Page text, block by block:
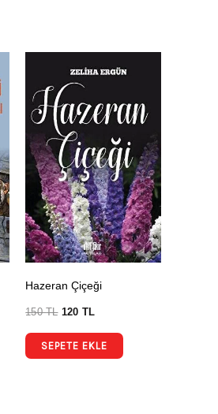
Hazeran Çiçeği
150TL 120 TL
SEPETE EKLE